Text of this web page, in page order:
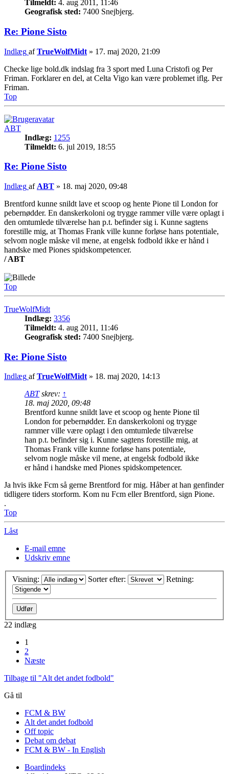
Tilmeldt: 4. aug 2011, 11:46
Geografisk sted: 7400 Snejbjerg.
Re: Pione Sisto
Indlæg afTrueWolfMidt » 17. maj 2020, 21:09
Checke lige bold.dk indslag fra 3 sport med Luna Cristofi og Per
Friman. Forklarer en del, at Celta Vigo kan være problemet iflg. Per
Friman.
Top
ABT
Indlæg: 1255
Tilmeldt: 6. jul 2019, 18:55
Re: Pione Sisto
Indlæg af ABT » 18. maj 2020, 09:48
Brentford kunne snildt lave et scoop og hente Pione til London for
pebernødder. En danskerkoloni og trygge rammer ville være oplagt i
den omtumlede tilværelse han p.t. befinder sig i. Kunne sagtens
forestille mig, at Thomas Frank ville kunne forløse hans potentiale,
selvom nogle måske vil mene, at engelsk fodbold ikke er hånd i
handske med Piones spidskompetencer.
/ ABT
Top
TrueWolfMidt
Indlæg: 3356
Tilmeldt: 4. aug 2011, 11:46
Geografisk sted: 7400 Snejbjerg.
Re: Pione Sisto
Indlæg afTrueWolfMidt» 18. maj 2020, 14:13
ABTskrev: ↑
18. maj 2020, 09:48
Brentford kunne snildt lave et scoop og hente Pione til
London for pebernødder. En danskerkoloni og trygge
rammer ville være oplagt i den omtumlede tilværelse
han p.t. befinder sig i. Kunne sagtens forestille mig, at
Thomas Frank ville kunne forløse hans potentiale,
selvom nogle måske vil mene, at engelsk fodbold ikke
er hånd i handske med Piones spidskompetencer.
Ja hvis ikke Fcm så gerne Brentford for mig. Håber at han genfinder
tidligere tiders storform. Kom nu Fcm eller Brentford, sign Pione.
.
Top
Låst
E-mail emne
Udskriv emne
Visning: Sorter efter: Retning:
22 indlæg
1
2
Næste
Tilbage til "Alt det andet fodbold"
Gå til
FCM & BW
Alt det andet fodbold
Off topic
Debat om debat
FCM & BW - In English
Boardindeks